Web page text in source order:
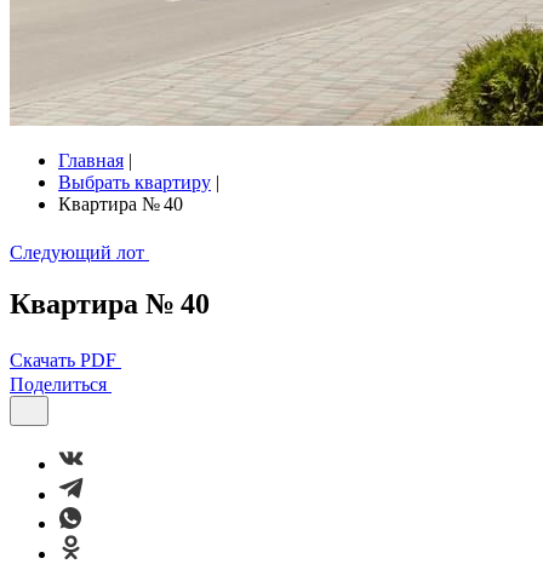
Главная |
Выбрать квартиру |
Квартира № 40
Следующий лот
Квартира № 40
Скачать PDF
Поделиться